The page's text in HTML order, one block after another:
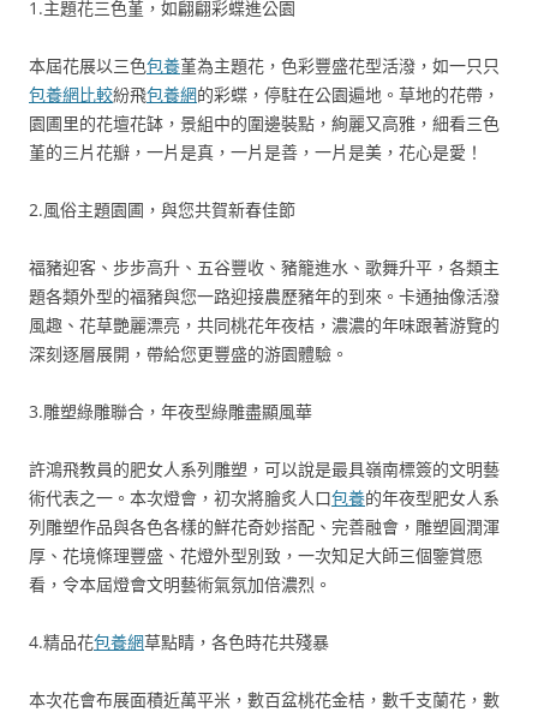
1.主題花三色堇，如翩翩彩蝶進公園
本屆花展以三色包養堇為主題花，色彩豐盛花型活潑，如一只只
包養網比較紛飛包養網的彩蝶，停駐在公園遍地。草地的花帶，
園圃里的花壇花缽，景組中的圍邊裝點，絢麗又高雅，細看三色
堇的三片花瓣，一片是真，一片是善，一片是美，花心是愛！
2.風俗主題園圃，與您共賀新春佳節
福豬迎客、步步高升、五谷豐收、豬籠進水、歌舞升平，各類主
題各類外型的福豬與您一路迎接農歷豬年的到來。卡通抽像活潑
風趣、花草艷麗漂亮，共同桃花年夜桔，濃濃的年味跟著游覽的
深刻逐層展開，帶給您更豐盛的游園體驗。
3.雕塑綠雕聯合，年夜型綠雕盡顯風華
許鴻飛教員的肥女人系列雕塑，可以說是最具嶺南標簽的文明藝
術代表之一。本次燈會，初次將膾炙人口包養的年夜型肥女人系
列雕塑作品與各色各樣的鮮花奇妙搭配、完善融會，雕塑圓潤渾
厚、花境條理豐盛、花燈外型別致，一次知足大師三個鑒賞愿
看，令本屆燈會文明藝術氣氛加倍濃烈。
4.精品花包養網草點睛，各色時花共殘暴
本次花會布展面積近萬平米，數百盆桃花金桔，數千支蘭花，數